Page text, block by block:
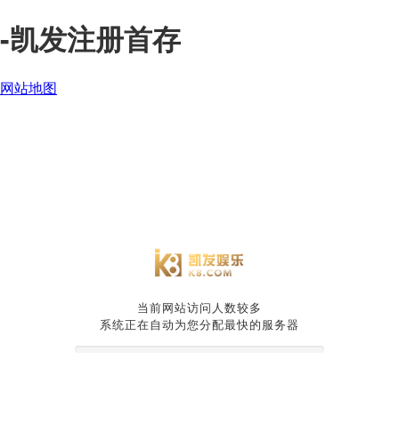
-凯发注册首存
当前网站访问人数较多
系统正在自动为您分配最快的服务器
网站地图